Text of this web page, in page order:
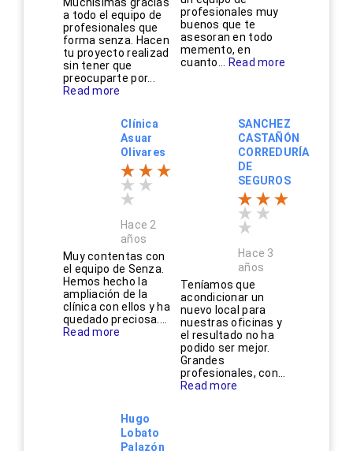
a todo el equipo de
profesionales que
forma senza. Hacen
tu proyecto realizad
sin tener que
preocuparte por...
Read more
profesionales muy
buenos que te
asesoran en todo
memento, en
cuanto...
Read more
Clínica
Asuar
Olivares
Hace 2
años
Muy contentas con
el equipo de Senza.
Hemos hecho la
ampliación de la
clínica con ellos y ha
quedado preciosa....
Read more
SANCHEZ
CASTAÑÓN
CORREDURÍA
DE
SEGUROS
Hace 3
años
Teníamos que
acondicionar un
nuevo local para
nuestras oficinas y
el resultado no ha
podido ser mejor.
Grandes
profesionales, con...
Read more
Hugo
Lobato
Palazón